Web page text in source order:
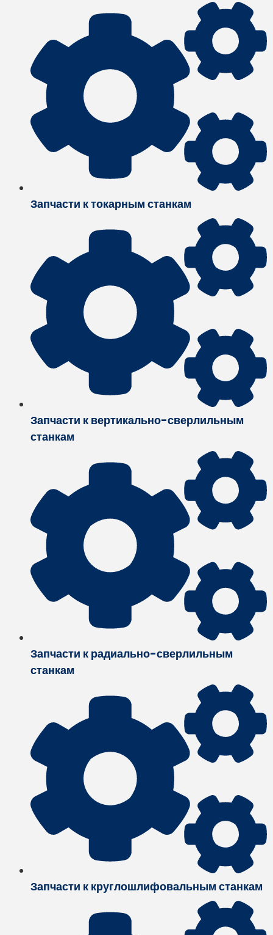
Запчасти к токарным станкам
Запчасти к вертикально-сверлильным
станкам
Запчасти к радиально-сверлильным
станкам
Запчасти к круглошлифовальным станкам